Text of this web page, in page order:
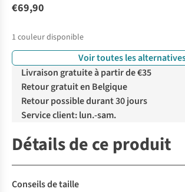
€69,90
1 couleur disponible
Voir toutes les
Livraison gratuite à partir de €35
Retour gratuit en Belgique
Retour possible durant 30 jours
Service client: lun.-sam.
Détails de ce produit
Conseils de taille